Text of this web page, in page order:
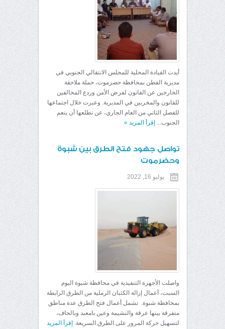
أيدت القيادة المحلية للمجلس الانتقالي الجنوبي في
مديرية القطن بمحافظة حضرموت، حملة ملاحقة
الخارجين عن القانون لفرض الأمن وردع المخالفين
للقانون والمخربين في المديرية. وعبرت خلال اجتماعها
للفصل الثاني من العام الجاري، عن تطلعها أن ينعم
الجنوب... إقرأ المزيد »
تواصل جهود فتح الطرق بين شبوة
وحضرموت
يوليو 16, 2022
واصلت الأجهزة التنفيذية في محافظة شبوة اليوم
السبت، أعمال إزالة الكثبان الرملية من الطرق الرابطة
بمحافظة شبوة. تشمل أعمال فتح الطرق عدة مناطق
متفرقة بينها عرقة والنشيمة وعين بامعبد وبالحاف،
لتسهيل حركة المرور على الطرق السريعة. إقرأ المزيد